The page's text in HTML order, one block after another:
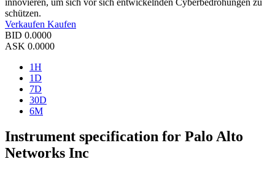
schützen.
Verkaufen Kaufen
BID 0.0000
ASK 0.0000
1H
1D
7D
30D
6M
Instrument specification for Palo Alto
Networks Inc